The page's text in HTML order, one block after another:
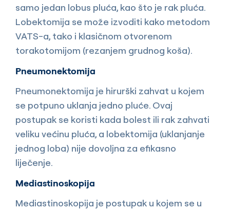
samo jedan lobus pluća, kao što je rak pluća.
Lobektomija se može izvoditi kako metodom
VATS-a, tako i klasičnom otvorenom
torakotomijom (rezanjem grudnog koša).
Pneumonektomija
Pneumonektomija je hirurški zahvat u kojem
se potpuno uklanja jedno pluće. Ovaj
postupak se koristi kada bolest ili rak zahvati
veliku većinu pluća, a lobektomija (uklanjanje
jednog loba) nije dovoljna za efikasno
liječenje.
Mediastinoskopija
Mediastinoskopija je postupak u kojem se u